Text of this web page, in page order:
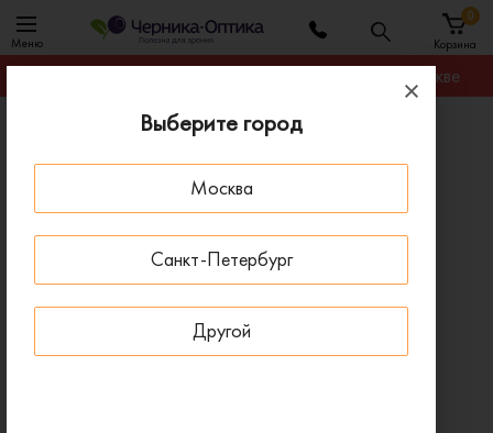
Выберите город
Москва
Санкт-Петербург
Другой
Меню Корзина
0
Гарантируем лучшую цену на любую оправу в Москве
Солнцезащитные очки
Солнцезащитные очки Revlon 5286 07
ПОД ЗАКАЗ